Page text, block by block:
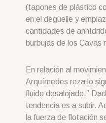
(tapones de plástico
en el degüelle y
cantidades de
burbujas de los Cavas
En relación al
Arquímedes reza lo
fluido desalojado.”
tendencia es a subir.
la fuerza de flotación